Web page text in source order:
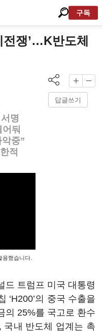
구독
쟁’…K반도체
답글쓰기
명
둬
중”
적
했습니다.
드 트럼프 미국 대통령
‘H200’의 중국 수출을
의 25%를 국고로 환수
국내 반도체 업계는 촉